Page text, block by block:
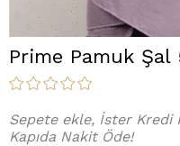
Prime Pamuk
Sepete ekle, İster Kredi
Kapıda Nakit Öde!